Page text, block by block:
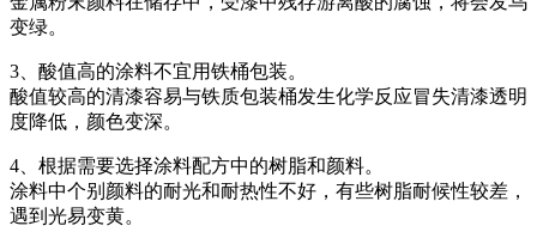
变绿。
3、酸值高的涂料不宜用铁桶包装。
酸值较高的清漆容易与铁质包装桶发生化学反应冒失清漆透明
度降低，颜色变深。
4、根据需要选择涂料配方中的树脂和颜料。
涂料中个别颜料的耐光和耐热性不好，有些树脂耐候性较差，
遇到光易变黄。